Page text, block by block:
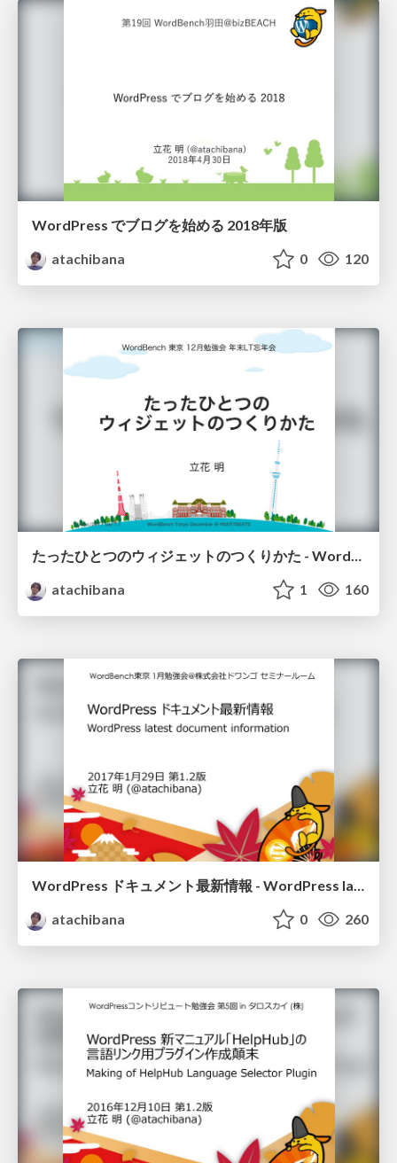
WordPress でブログを始める 2018年版
atachibana
0 120
たったひとつのウィジェットのつくりかた - WordPress, How to create a Single Widget.
atachibana
1 160
WordPress ドキュメント最新情報 - WordPress latest document information
atachibana
0 260